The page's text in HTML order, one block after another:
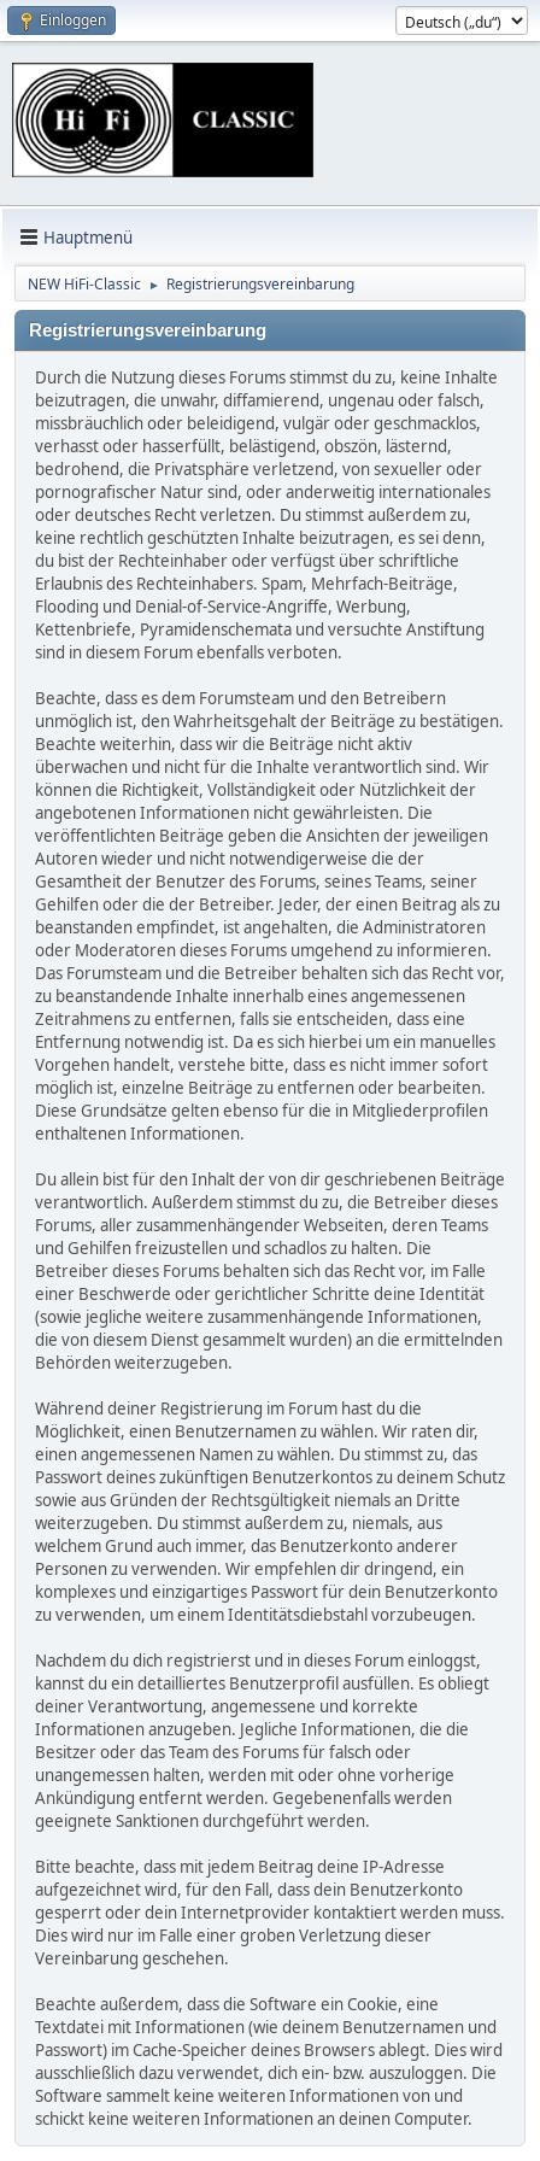
Einloggen
Hauptmenü
NEW HiFi-Classic ► Registrierungsvereinbarung
Registrierungsvereinbarung
Durch die Nutzung dieses Forums stimmst du zu, keine Inhalte
beizutragen, die unwahr, diffamierend, ungenau oder falsch,
missbräuchlich oder beleidigend, vulgär oder geschmacklos,
verhasst oder hasserfüllt, belästigend, obszön, lästernd,
bedrohend, die Privatsphäre verletzend, von sexueller oder
pornografischer Natur sind, oder anderweitig internationales
oder deutsches Recht verletzen. Du stimmst außerdem zu,
keine rechtlich geschützten Inhalte beizutragen, es sei denn,
du bist der Rechteinhaber oder verfügst über schriftliche
Erlaubnis des Rechteinhabers. Spam, Mehrfach-Beiträge,
Flooding und Denial-of-Service-Angriffe, Werbung,
Kettenbriefe, Pyramidenschemata und versuchte Anstiftung
sind in diesem Forum ebenfalls verboten.
Beachte, dass es dem Forumsteam und den Betreibern
unmöglich ist, den Wahrheitsgehalt der Beiträge zu bestätigen.
Beachte weiterhin, dass wir die Beiträge nicht aktiv
überwachen und nicht für die Inhalte verantwortlich sind. Wir
können die Richtigkeit, Vollständigkeit oder Nützlichkeit der
angebotenen Informationen nicht gewährleisten. Die
veröffentlichten Beiträge geben die Ansichten der jeweiligen
Autoren wieder und nicht notwendigerweise die der
Gesamtheit der Benutzer des Forums, seines Teams, seiner
Gehilfen oder die der Betreiber. Jeder, der einen Beitrag als zu
beanstanden empfindet, ist angehalten, die Administratoren
oder Moderatoren dieses Forums umgehend zu informieren.
Das Forumsteam und die Betreiber behalten sich das Recht vor,
zu beanstandende Inhalte innerhalb eines angemessenen
Zeitrahmens zu entfernen, falls sie entscheiden, dass eine
Entfernung notwendig ist. Da es sich hierbei um ein manuelles
Vorgehen handelt, verstehe bitte, dass es nicht immer sofort
möglich ist, einzelne Beiträge zu entfernen oder bearbeiten.
Diese Grundsätze gelten ebenso für die in Mitgliederprofilen
enthaltenen Informationen.
Du allein bist für den Inhalt der von dir geschriebenen Beiträge
verantwortlich. Außerdem stimmst du zu, die Betreiber dieses
Forums, aller zusammenhängender Webseiten, deren Teams
und Gehilfen freizustellen und schadlos zu halten. Die
Betreiber dieses Forums behalten sich das Recht vor, im Falle
einer Beschwerde oder gerichtlicher Schritte deine Identität
(sowie jegliche weitere zusammenhängende Informationen,
die von diesem Dienst gesammelt wurden) an die ermittelnden
Behörden weiterzugeben.
Während deiner Registrierung im Forum hast du die
Möglichkeit, einen Benutzernamen zu wählen. Wir raten dir,
einen angemessenen Namen zu wählen. Du stimmst zu, das
Passwort deines zukünftigen Benutzerkontos zu deinem Schutz
sowie aus Gründen der Rechtsgültigkeit niemals an Dritte
weiterzugeben. Du stimmst außerdem zu, niemals, aus
welchem Grund auch immer, das Benutzerkonto anderer
Personen zu verwenden. Wir empfehlen dir dringend, ein
komplexes und einzigartiges Passwort für dein Benutzerkonto
zu verwenden, um einem Identitätsdiebstahl vorzubeugen.
Nachdem du dich registrierst und in dieses Forum einloggst,
kannst du ein detailliertes Benutzerprofil ausfüllen. Es obliegt
deiner Verantwortung, angemessene und korrekte
Informationen anzugeben. Jegliche Informationen, die die
Besitzer oder das Team des Forums für falsch oder
unangemessen halten, werden mit oder ohne vorherige
Ankündigung entfernt werden. Gegebenenfalls werden
geeignete Sanktionen durchgeführt werden.
Bitte beachte, dass mit jedem Beitrag deine IP-Adresse
aufgezeichnet wird, für den Fall, dass dein Benutzerkonto
gesperrt oder dein Internetprovider kontaktiert werden muss.
Dies wird nur im Falle einer groben Verletzung dieser
Vereinbarung geschehen.
Beachte außerdem, dass die Software ein Cookie, eine
Textdatei mit Informationen (wie deinem Benutzernamen und
Passwort) im Cache-Speicher deines Browsers ablegt. Dies wird
ausschließlich dazu verwendet, dich ein- bzw. auszuloggen. Die
Software sammelt keine weiteren Informationen von und
schickt keine weiteren Informationen an deinen Computer.